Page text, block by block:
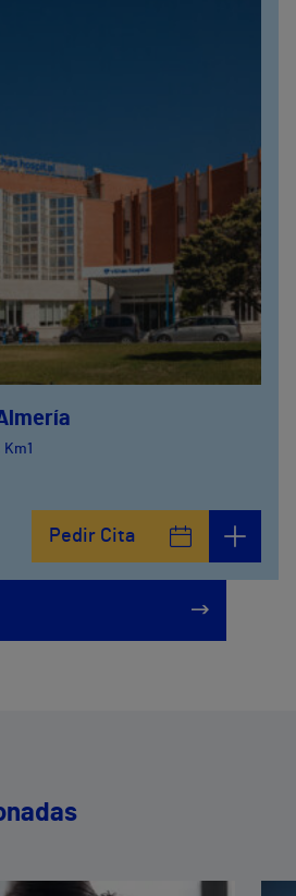
Pedir Cita